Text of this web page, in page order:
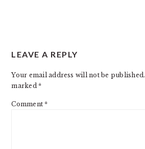
INTERACTIONS
LEAVE A REPLY
Your email address will not be published.
marked*
Comment*